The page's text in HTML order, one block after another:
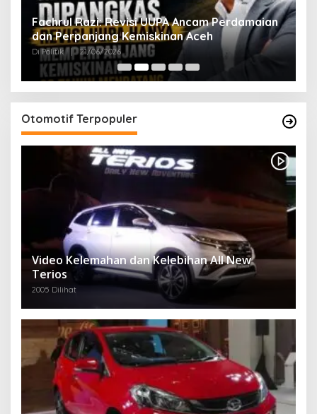
Fachrul Razi: Revisi UUPA Ancam Perdamaian
dan Perpanjang Kemiskinan Aceh
Di Politik 21/06/2026
Otomotif Terpopuler
Video Kelemahan dan Kelebihan All New
Terios
2005 Dilihat